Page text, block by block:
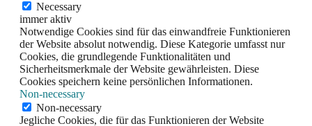
Necessary
immer aktiv
Notwendige Cookies sind für das einwandfreie Funktionieren
der Website absolut notwendig. Diese Kategorie umfasst nur
Cookies, die grundlegende Funktionalitäten und
Sicherheitsmerkmale der Website gewährleisten. Diese
Cookies speichern keine persönlichen Informationen.
Non-necessary
Non-necessary
Jegliche Cookies, die für das Funktionieren der Website